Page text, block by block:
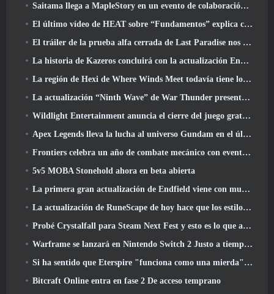
Saitama llega a MapleStory en un evento de colaboración con One-Punch Man
El último vídeo de HEAT sobre “Fundamentos” explica cómo trabajan juntos los agentes y los tanques
El tráiler de la prueba alfa cerrada de Last Paradise nos recuerda cómo es realmente sobrevivir al Apocalipsis zombi
La historia de Kazeros concluirá con la actualización Ends Of The Abyss de Lost Ark
La región de Hexi de Where Winds Meet todavía tiene lo que los jugadores aman y al mismo tiempo es una experiencia única
La actualización “Ninth Wave” de War Thunder presenta aviones de rango IX
Wildlight Entertainment anuncia el cierre del juego gratuito Hero Shooter Highguard
Apex Legends lleva la lucha al universo Gundam en el último evento cruzado
Frontiers celebra un año de combate mecánico con eventos de aniversario
5v5 MOBA Stonehold ahora en beta abierta
La primera gran actualización de Endfield viene con muchas optimizaciones
La actualización de RuneScape de hoy hace que los estilos de combate originales del MMORPG sean más fáciles de aprender
Probé Crystalfall para Steam Next Fest y esto es lo que aprendí
Warframe se lanzará en Nintendo Switch 2 Justo a tiempo para la próxima actualización importante, El fotógrafo de sombras
Si ha sentido que Eterspire "funciona como una mierda", El director creativo dice que ya no es así
Bitcraft Online entra en fase 2 De acceso temprano